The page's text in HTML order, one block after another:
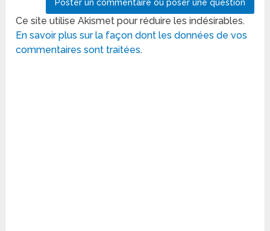
Ce site utilise Akismet pour réduire les indésirables.
En savoir plus sur la façon dont les données de vos
commentaires sont traitées.